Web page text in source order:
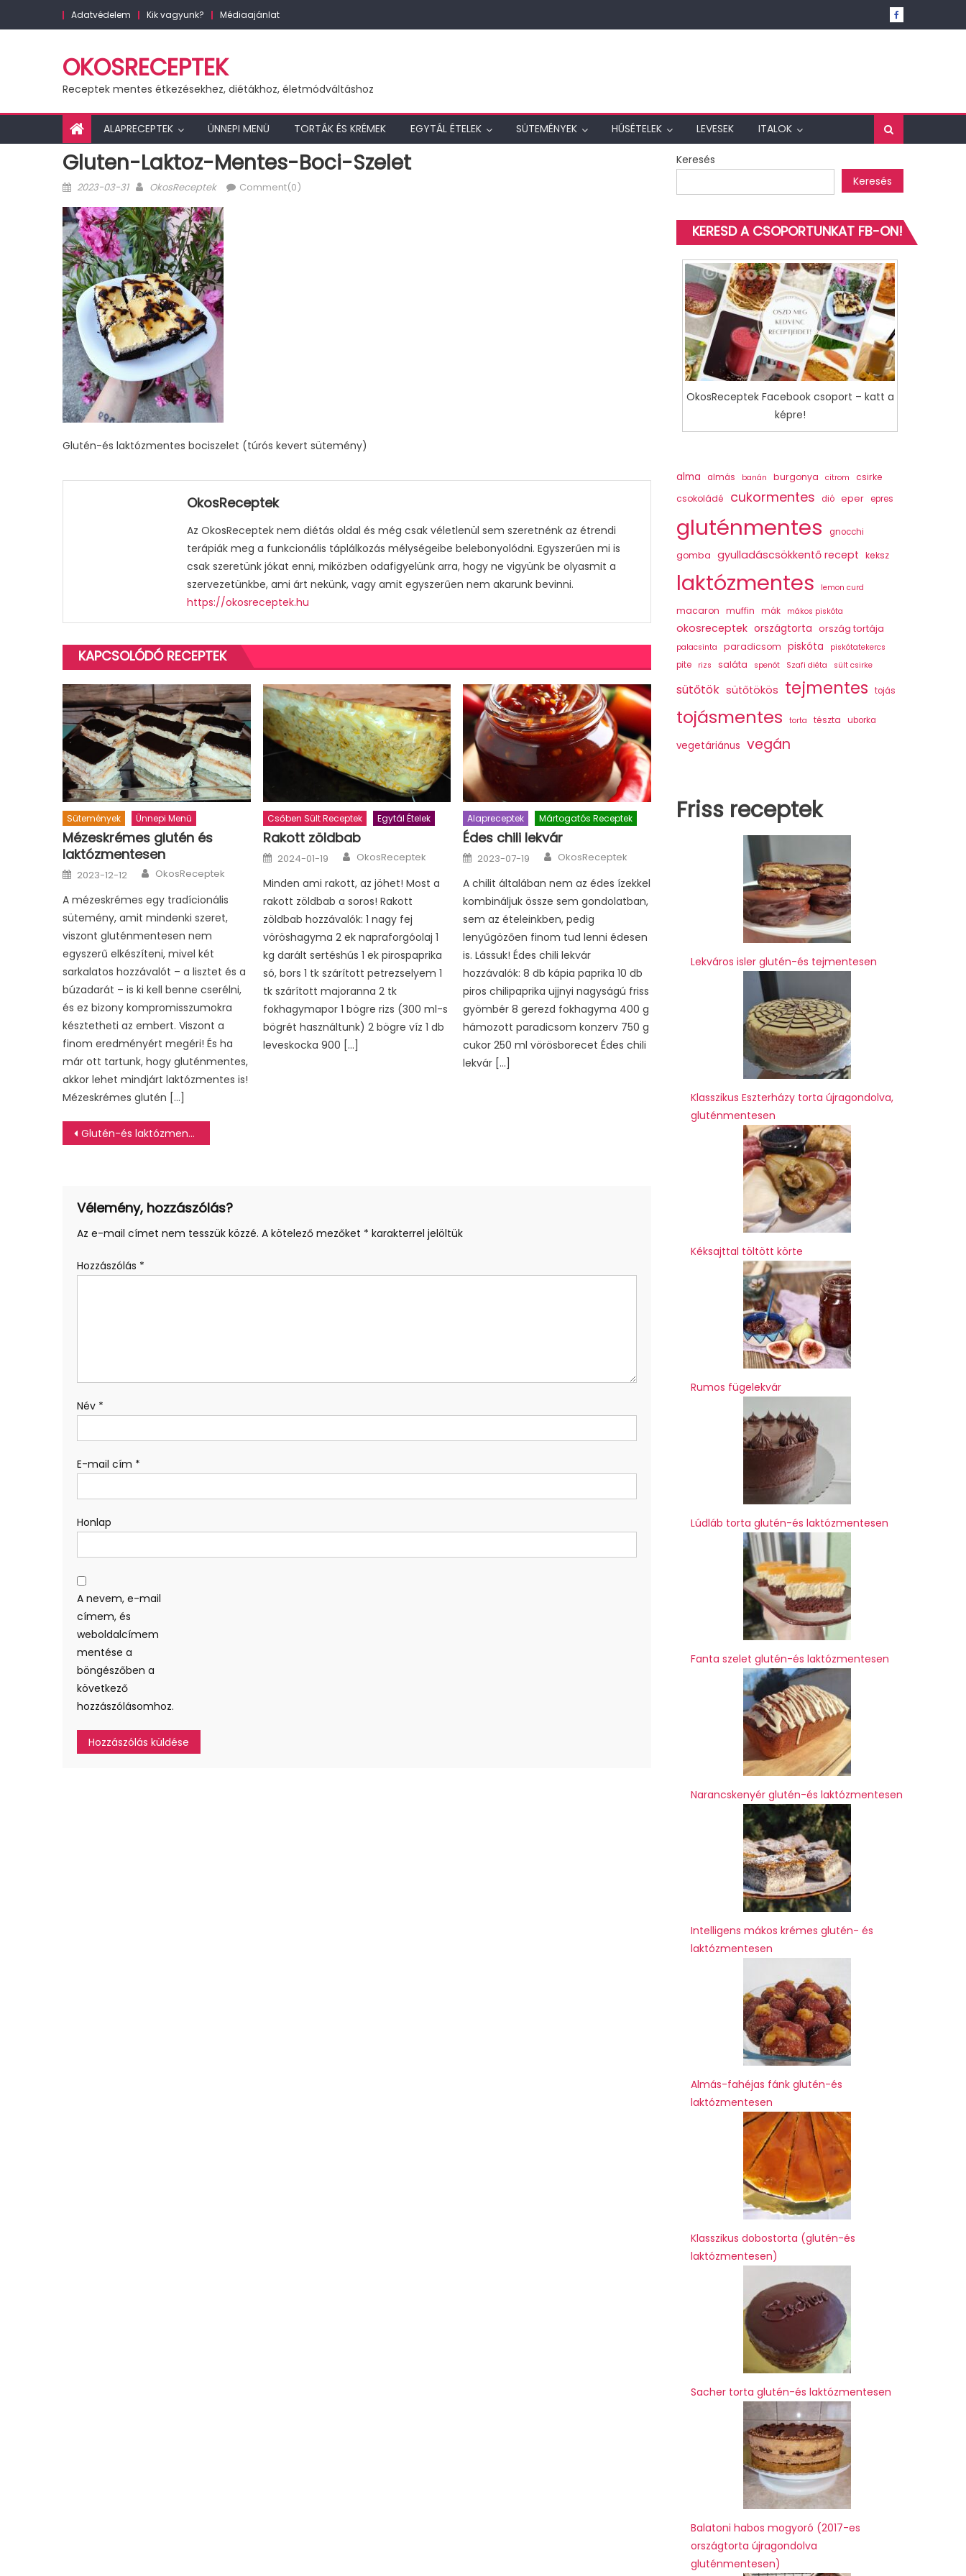
to
Adatvédelem Kik vagyunk? Médiaajánlat
OKOSRECEPTEK
Receptek mentes étkezésekhez, diétákhoz, életmódváltáshoz
ALAPRECEPTEK ÜNNEPI MENÜ TORTÁK ÉS KRÉMEK EGYTÁL ÉTELEK SÜTEMÉNYEK HÚSÉTELEK LEVESEK ITALOK
Gluten-Laktoz-Mentes-Boci-Szelet
Posted
2023-03-31 Author
OkosReceptek Comment(0)
Glutén-és laktózmentes bociszelet (túrós kevert sütemény)
OkosReceptek
Az OkosReceptek nem diétás oldal és még csak véletlenül sem szeretnénk az étrendi
terápiák meg a funkcionális táplálkozás mélységeibe belebonyolódni. Egyszerűen mi is
csak szeretünk jókat enni, miközben odafigyelünk arra, hogy ne vigyünk be olyasmit a
szervezetünkbe, ami árt nekünk, vagy amit egyszerűen nem akarunk bevinni.
https://okosreceptek.hu
KAPCSOLÓDÓ RECEPTEK
Sütemények Ünnepi Menü
Mézeskrémes glutén és
laktózmentesen
Posted
on
2023-12-12 Author
OkosReceptek
A mézeskrémes egy tradícionális
sütemény, amit mindenki szeret,
viszont gluténmentesen nem
egyszerű elkészíteni, mivel két
sarkalatos hozzávalót – a lisztet és a
búzadarát – is ki kell benne cserélni,
és ez bizony kompromisszumokra
késztetheti az embert. Viszont a
finom eredményért megéri! És ha
már ott tartunk, hogy gluténmentes,
akkor lehet mindjárt laktózmentes is!
Mézeskrémes glutén […]
Csőben Sült Receptek Egytál Ételek
Rakott zöldbab
Posted
on
2024-01-19 Author
OkosReceptek
Minden ami rakott, az jöhet! Most a
rakott zöldbab a soros! Rakott
zöldbab hozzávalók: 1 nagy fej
vöröshagyma 2 ek napraforgóolaj 1
kg darált sertéshús 1 ek pirospaprika
só, bors 1 tk szárított petrezselyem 1
tk szárított majoranna 2 tk
fokhagymapor 1 bögre rizs (300 ml-s
bögrét használtunk) 2 bögre víz 1 db
leveskocka 900 […]
Alapreceptek Mártogatós Receptek
Édes chili lekvár
Posted
on
2023-07-19 Author
OkosReceptek
A chilit általában nem az édes ízekkel
kombináljuk össze sem gondolatban,
sem az ételeinkben, pedig
lenyűgözően finom tud lenni édesen
is. Lássuk! Édes chili lekvár
hozzávalók: 8 db kápia paprika 10 db
piros chilipaprika ujjnyi nagyságú friss
gyömbér 8 gerezd fokhagyma 400 g
hámozott paradicsom konzerv 750 g
cukor 250 ml vörösborecet Édes chili
lekvár […]
Bejegyzés
Glutén-és laktózmentes bociszelet (túrós kevert sütemény)
Vélemény, hozzászólás?
Az e-mail címet nem tesszük közzé. A kötelező mezőket * karakterrel jelöltük
Hozzászólás *
Név *
E-mail cím *
Honlap
A nevem, e-mail
címem, és
weboldalcímem
mentése a
böngészőben a
következő
hozzászólásomhoz.
Keresés
Keresés
KERESD A CSOPORTUNKAT FB-ON!
OkosReceptek Facebook csoport – katt a
képre!
alma almás banán burgonya citrom
csirke
csokoládé
cukormentes dió eper epres
gluténmentes gnocchi
gomba gyulladáscsökkentő recept keksz
laktózmentes lemon curd
macaron muffin mák mákos piskóta
okosreceptek országtorta ország tortája
palacsinta paradicsom piskóta piskótatekercs
pite rizs saláta spenót Szafi diéta sült csirke
sütőtök sütőtökös tejmentes tojás
tojásmentes torta tészta uborka
vegetáriánus vegán
Friss receptek
Lekváros isler glutén-és tejmentesen
Klasszikus Eszterházy torta újragondolva,
gluténmentesen
Kéksajttal töltött körte
Rumos fügelekvár
Lúdláb torta glutén-és laktózmentesen
Fanta szelet glutén-és laktózmentesen
Narancskenyér glutén-és laktózmentesen
Intelligens mákos krémes glutén- és
laktózmentesen
Almás-fahéjas fánk glutén-és
laktózmentesen
Klasszikus dobostorta (glutén-és
laktózmentesen)
Sacher torta glutén-és laktózmentesen
Balatoni habos mogyoró (2017-es
országtorta újragondolva
gluténmentesen)